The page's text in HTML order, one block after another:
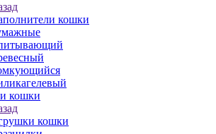
кошки
кошки
кошки